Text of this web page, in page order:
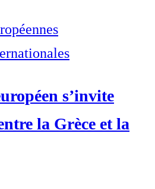
s’invite
la Grèce et la